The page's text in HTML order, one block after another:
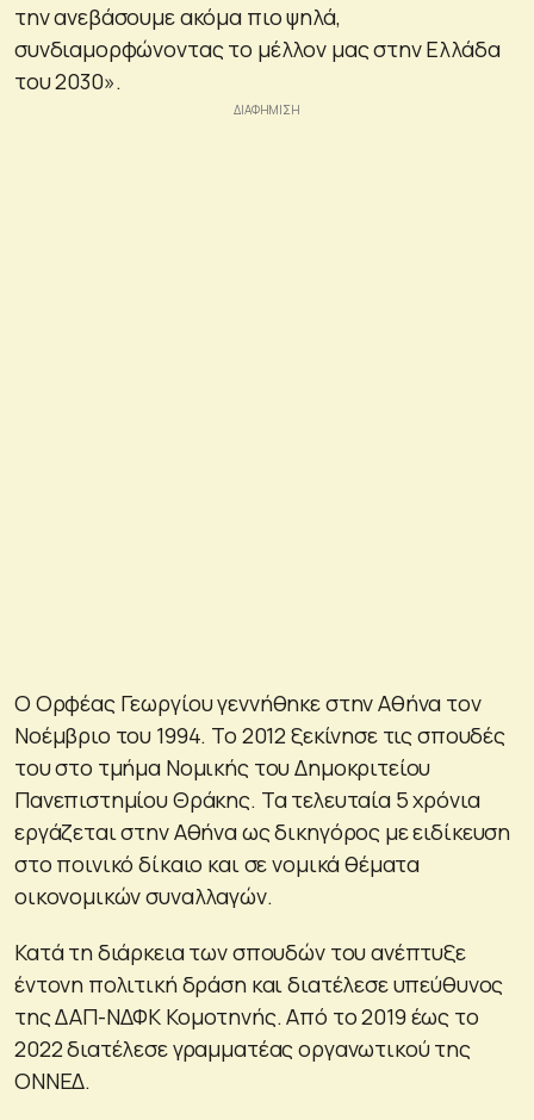
την ανεβάσουμε ακόμα πιο ψηλά,
συνδιαμορφώνοντας το μέλλον μας στην Ελλάδα
του 2030».
Ο Ορφέας Γεωργίου γεννήθηκε στην Αθήνα τον
Νοέμβριο του 1994. Το 2012 ξεκίνησε τις σπουδές
του στο τμήμα Νομικής του Δημοκριτείου
Πανεπιστημίου Θράκης. Τα τελευταία 5 χρόνια
εργάζεται στην Αθήνα ως δικηγόρος με ειδίκευση
στο ποινικό δίκαιο και σε νομικά θέματα
οικονομικών συναλλαγών.
Κατά τη διάρκεια των σπουδών του ανέπτυξε
έντονη πολιτική δράση και διατέλεσε υπεύθυνος
της ΔΑΠ-ΝΔΦΚ Κομοτηνής. Από το 2019 έως το
2022 διατέλεσε γραμματέας οργανωτικού της
ΟΝΝΕΔ.